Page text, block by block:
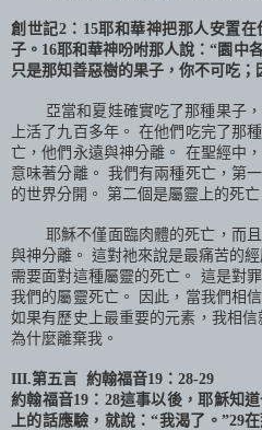
創世記2： 15耶和華神把那人安置在
子。 16耶和華神吩咐那人說：“園中
只是那知善惡樹的果子，你不可吃
亞當和夏娃確實吃了那種果子
上活了九百多年。 在他們吃完了那
亡，他們永遠與神分離。 在聖經中
意味著分離。 我們有兩種死亡，第
的世界分開。 第二個是屬靈上的死
耶穌不僅面臨肉體的死亡，而
與神分離。 這對祂來說是最痛苦的
需要面對這種屬靈的死亡。 這是對
我們的屬靈死亡。 因此，當我們相
如果有歷史上最重要的元素，我相
為什麼離棄我。
III.第五言 約翰福音19 ： 28-29
約翰福音19 ： 28這事以後，耶穌知
上的話應驗，就說：“我渴了。”29